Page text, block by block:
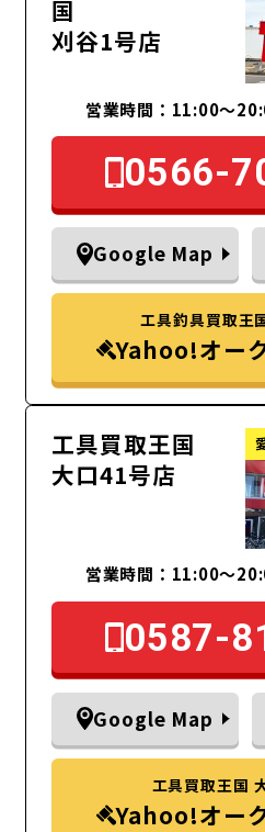
国
刈谷1号店
営業時間：11:00～
0566-
Google Map
工具釣具買取王
Yahoo!オー
工具買取王国
大口41号店
営業時間：11:00～
0587-
Google Map
工具買取王国
Yahoo!オー